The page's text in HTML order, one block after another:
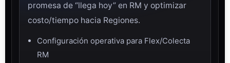
promesa de “llega hoy” en RM y optimizar
costo/tiempo hacia Regiones.
Configuración operativa para Flex/Colecta
RM